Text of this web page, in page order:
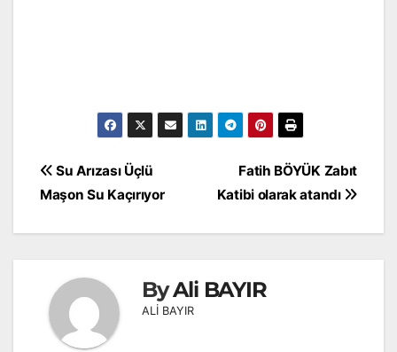
Yazı
gezinmesi
Fatih BÖYÜK Zabıt
Katibi olarak atandı
Su Arızası Üçlü
Maşon Su Kaçırıyor
ByAli BAYIR
ALİ BAYIR